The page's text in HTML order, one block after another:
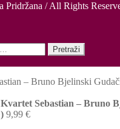
Pridržana / All Rights
Pretraži
Sebastian ‎– Bruno
9,99 €